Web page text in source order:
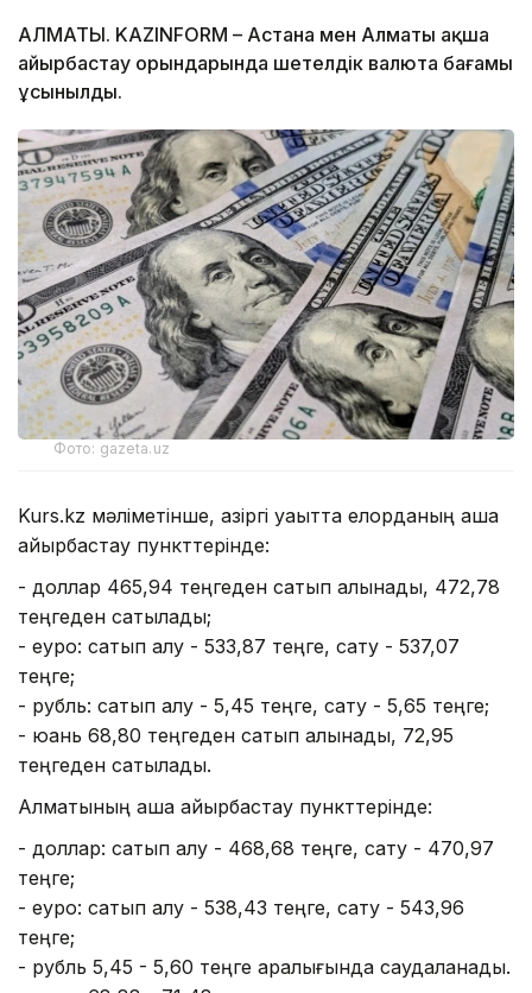
АЛМАТЫ. KAZINFORM – Астана мен Алматы ақша
айырбастау орындарында шетелдік валюта бағамы
ұсынылды.
Фото: gazeta.uz
Kurs.kz мәліметінше, қазіргі уақытта елорданың ақша
айырбастау пункттерінде:
- доллар 465,94 теңгеден сатып алынады, 472,78
теңгеден сатылады;
- еуро: сатып алу - 533,87 теңге, сату - 537,07
теңге;
- рубль: сатып алу - 5,45 теңге, сату - 5,65 теңге;
- юань 68,80 теңгеден сатып алынады, 72,95
теңгеден сатылады.
Алматының ақша айырбастау пункттерінде:
- доллар: сатып алу - 468,68 теңге, сату - 470,97
теңге;
- еуро: сатып алу - 538,43 теңге, сату - 543,96
теңге;
- рубль 5,45 - 5,60 теңге аралығында саудаланады.